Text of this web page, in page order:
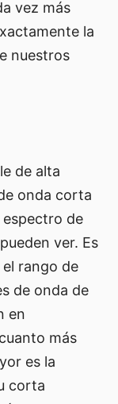
vez más
la
nuestros
de alta
onda corta
de
ver. Es
rango de
de onda de
en
más
es la
corta